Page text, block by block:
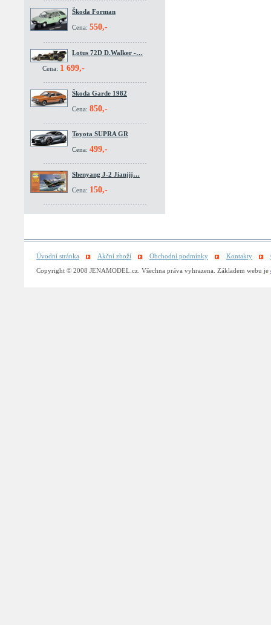
Škoda Forman
Cena: 550,-
Lotus 72D D.Walker -…
Cena: 1 699,-
Škoda Garde 1982
Cena: 850,-
Toyota SUPRA GR
Cena: 499,-
Shenyang J-2 Jianjij…
Cena: 150,-
Úvodní stránka Akční zboží Obchodní podmínky Kontakty
Copyright © 2008 JENAMODEL.cz. Všechna práva vyhrazena. Základem webu je